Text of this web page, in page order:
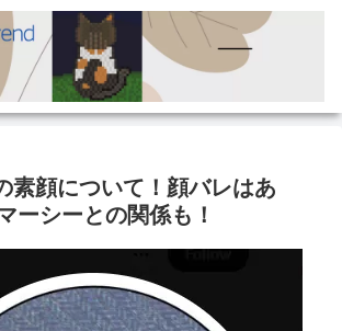
素顔について！顔バレはあ
ーシーとの関係も！